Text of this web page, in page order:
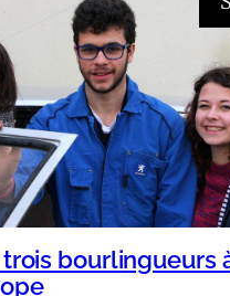
trois bourlingueurs